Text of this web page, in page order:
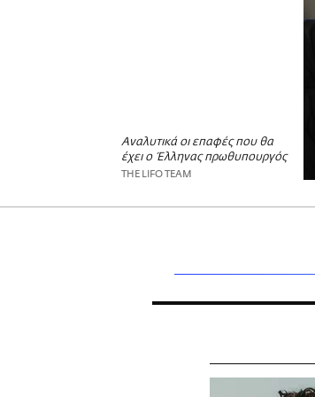
Αναλυτικά οι επαφές που θα
έχει ο Έλληνας πρωθυπουργός
THE LIFO TEAM